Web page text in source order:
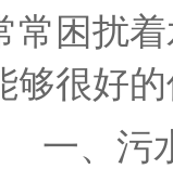
常困扰
够很好
一、污